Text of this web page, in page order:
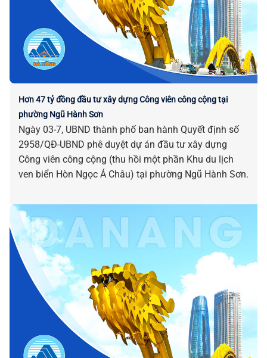
Hơn 47 tỷ đồng đầu tư xây dựng Công viên công cộng tại
phường Ngũ Hành Sơn
Ngày 03-7, UBND thành phố ban hành Quyết định số
2958/QĐ-UBND phê duyệt dự án đầu tư xây dựng
Công viên công cộng (thu hồi một phần Khu du lịch
ven biển Hòn Ngọc Á Châu) tại phường Ngũ Hành Sơn.